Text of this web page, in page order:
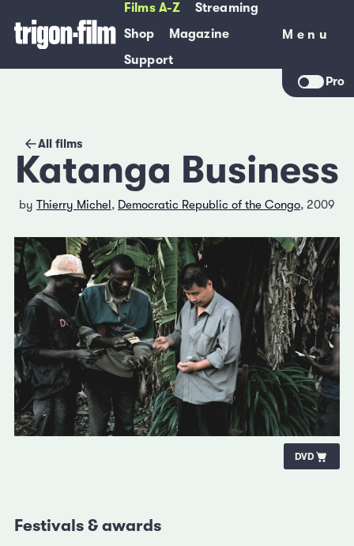
Films A-Z
Streaming
Shop
Magazine
Support
Menu
Menu
Pro
All films
Katanga Business
by Thierry Michel, Democratic Republic of the Congo, 2009
DVD
Festivals & awards